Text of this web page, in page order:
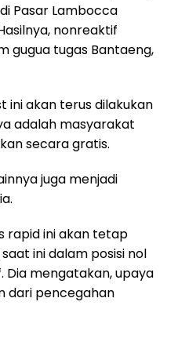
Pasar Lambocca
nonreaktif
gugua tugas Bantaeng,
ini akan terus dilakukan
adalah masyarakat
secara gratis.
juga menjadi
rapid ini akan tetap
ini dalam posisi nol
Dia mengatakan, upaya
dari pencegahan